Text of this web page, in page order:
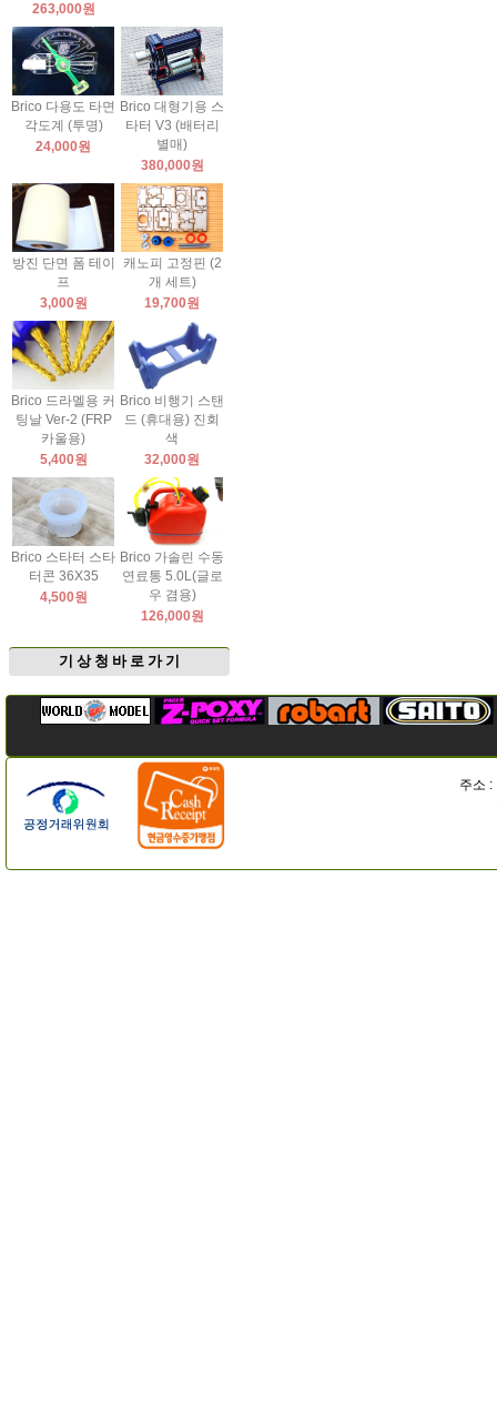
263,000원
Brico 다용도 타면
각도계 (투명)
24,000원
Brico 대형기용 스
타터 V3 (배터리
별매)
380,000원
방진 단면 폼 테이
프
3,000원
캐노피 고정핀 (2
개 세트)
19,700원
Brico 드라멜용 커
팅날 Ver-2 (FRP
카울용)
5,400원
Brico 비행기 스탠
드 (휴대용) 진회
색
32,000원
Brico 스타터 스타
터콘 36X35
4,500원
Brico 가솔린 수동
연료통 5.0L(글로
우 겸용)
126,000원
기 상 청 바 로 가 기
주소